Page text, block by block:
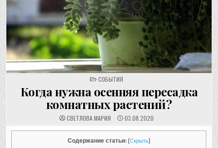
POSTED
IN
СОБЫТИЯ
Когда нужна осенняя пересадка
комнатных растений?
СВЕТЛОВА МАРИЯ 03.08.2020
Содержание статьи: [Скрыть]